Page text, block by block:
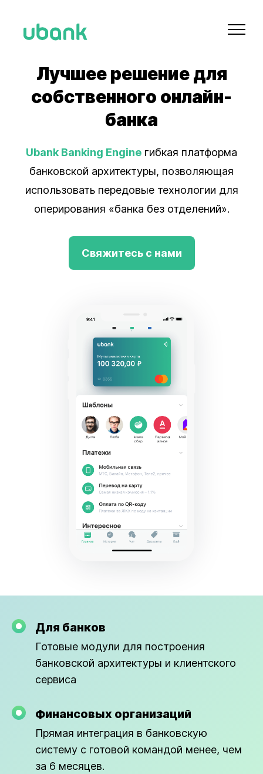
Лучшее решение для
собственного онлайн-
банка
Ubank Banking Engine гибкая платформа
банковской архитектуры, позволяющая
использовать передовые технологии для
оперирования «банка без отделений».
Свяжитесь с нами
Для банков
Готовые модули для построения
банковской архитектуры и клиентского
сервиса
Финансовых организаций
Прямая интеграция в банковскую
систему с готовой командой менее, чем
за 6 месяцев.